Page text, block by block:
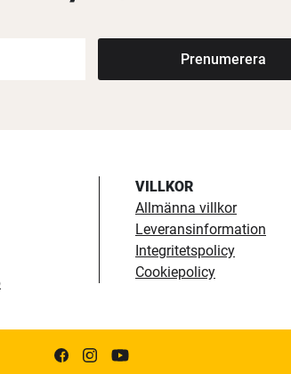
Prenumerera
VILLKOR
Allmänna villkor
Leveransinformation
Integritetspolicy
Cookiepolicy